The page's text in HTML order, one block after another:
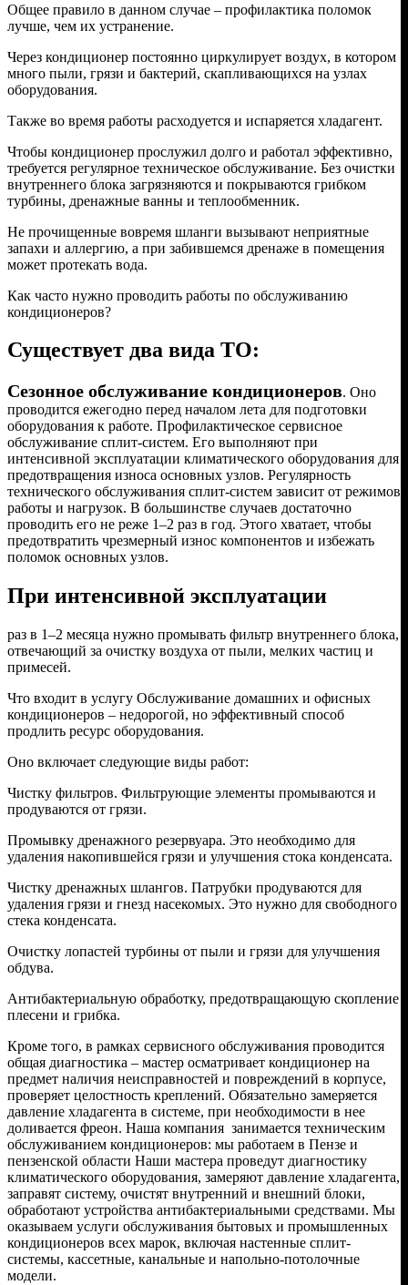
Общее правило в данном случае – профилактика поломок
лучше, чем их устранение.
Через кондиционер постоянно циркулирует воздух, в котором
много пыли, грязи и бактерий, скапливающихся на узлах
оборудования.
Также во время работы расходуется и испаряется хладагент.
Чтобы кондиционер прослужил долго и работал эффективно,
требуется регулярное техническое обслуживание. Без очистки
внутреннего блока загрязняются и покрываются грибком
турбины, дренажные ванны и теплообменник.
Не прочищенные вовремя шланги вызывают неприятные
запахи и аллергию, а при забившемся дренаже в помещения
может протекать вода.
Как часто нужно проводить работы по обслуживанию
кондиционеров?
Существует два вида ТО:
Сезонное обслуживание кондиционеров. Оно
проводится ежегодно перед началом лета для подготовки
оборудования к работе. Профилактическое сервисное
обслуживание сплит-систем. Его выполняют при
интенсивной эксплуатации климатического оборудования для
предотвращения износа основных узлов. Регулярность
технического обслуживания сплит-систем зависит от режимов
работы и нагрузок. В большинстве случаев достаточно
проводить его не реже 1–2 раз в год. Этого хватает, чтобы
предотвратить чрезмерный износ компонентов и избежать
поломок основных узлов.
При интенсивной эксплуатации
раз в 1–2 месяца нужно промывать фильтр внутреннего блока,
отвечающий за очистку воздуха от пыли, мелких частиц и
примесей.
Что входит в услугу Обслуживание домашних и офисных
кондиционеров – недорогой, но эффективный способ
продлить ресурс оборудования.
Оно включает следующие виды работ:
Чистку фильтров. Фильтрующие элементы промываются и
продуваются от грязи.
Промывку дренажного резервуара. Это необходимо для
удаления накопившейся грязи и улучшения стока конденсата.
Чистку дренажных шлангов. Патрубки продуваются для
удаления грязи и гнезд насекомых. Это нужно для свободного
стека конденсата.
Очистку лопастей турбины от пыли и грязи для улучшения
обдува.
Антибактериальную обработку, предотвращающую скопление
плесени и грибка.
Кроме того, в рамках сервисного обслуживания проводится
общая диагностика – мастер осматривает кондиционер на
предмет наличия неисправностей и повреждений в корпусе,
проверяет целостность креплений. Обязательно замеряется
давление хладагента в системе, при необходимости в нее
доливается фреон. Наша компания занимается техническим
обслуживанием кондиционеров: мы работаем в Пензе и
пензенской области Наши мастера проведут диагностику
климатического оборудования, замеряют давление хладагента,
заправят систему, очистят внутренний и внешний блоки,
обработают устройства антибактериальными средствами. Мы
оказываем услуги обслуживания бытовых и промышленных
кондиционеров всех марок, включая настенные сплит-
системы, кассетные, канальные и напольно-потолочные
модели.